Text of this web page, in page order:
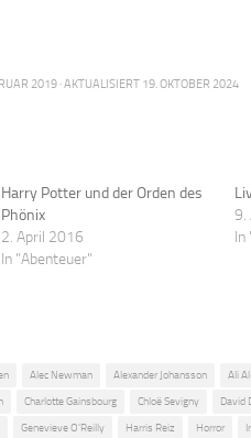
2019 · AKTUALISIERT 19. OKTOBER 2024
Harry Potter und der Orden des
Phönix
2. April 2016
In "Abenteuer"
9.
In
Alec Newman Alexander Johansson Ali
Charlotte Gainsbourg Chloë Sevigny David
Genevieve O'Reilly Harris Reiz Horror